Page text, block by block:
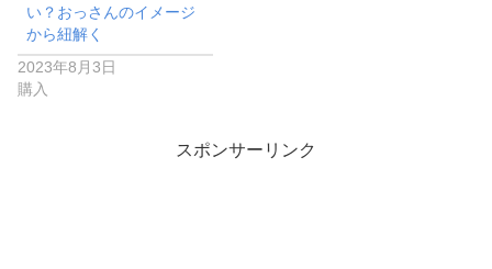
い？おっさんのイメージ
から紐解く
2023年8月3日
購入
スポンサーリンク